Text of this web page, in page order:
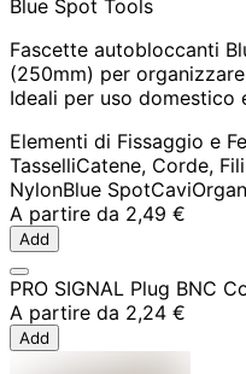
Blue Spot Tools
Fascette autobloccanti
(250mm) per
Ideali per uso domestico
Elementi di Fissaggio e
TasselliCatene, Corde,
NylonBlue SpotCavi
A partire da 2,49 €
Add
PRO SIGNAL Plug BNC
A partire da 2,24 €
Add